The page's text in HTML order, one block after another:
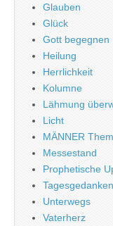
Glauben
Glück
Gott begegnen
Heilung
Herrlichkeit
Kolumne
Lähmung
Licht
MÄNNER
Messestand
Prophetische
Tagesgedanken
Unterwegs
Vaterherz